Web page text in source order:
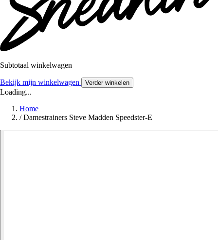
Subtotaal winkelwagen
Bekijk mijn winkelwagen Verder winkelen
Loading...
Home
/ Damestrainers Steve Madden Speedster-E